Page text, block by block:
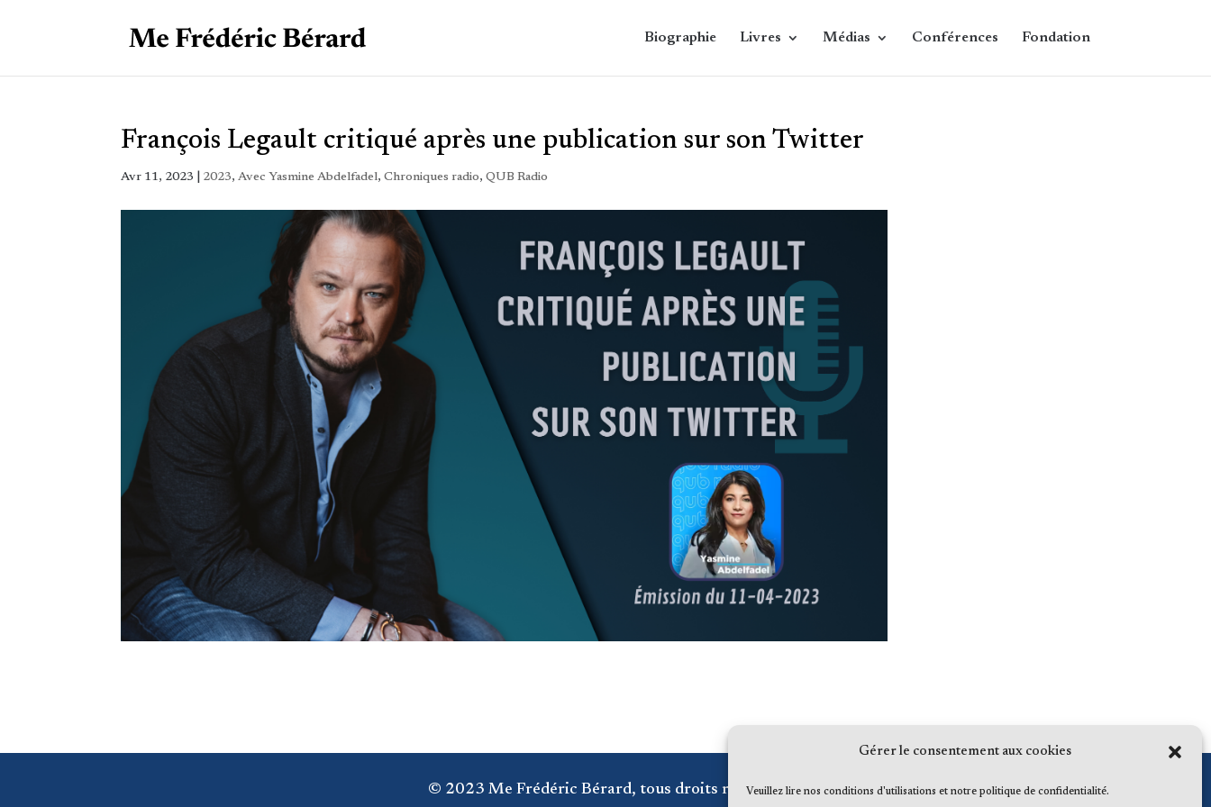
Gérer le consentement aux cookies
Veuillez lire nos conditions d'utilisations et notre politique de confidentialité.
Biographie Livres Médias Conférences Fondation
François Legault critiqué après une publication sur son Twitter
Avr 11, 2023 2023,Avec Yasmine Abdelfadel,Chroniques radio,QUB Radio
© 2023 Me Frédéric Bérard, tous droits réservés